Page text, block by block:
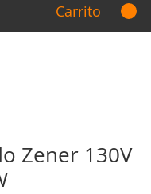
Carrito
Zener 130V